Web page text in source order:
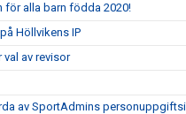
alla barn födda 2020!
Höllvikens IP
av revisor
av SportAdmins